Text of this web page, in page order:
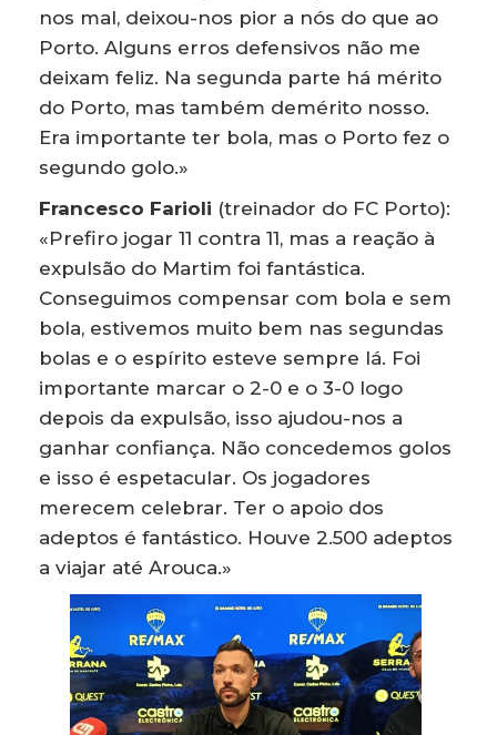
nos mal, deixou-nos pior a nós do que ao
Porto. Alguns erros defensivos não me
deixam feliz. Na segunda parte há mérito
do Porto, mas também demérito nosso.
Era importante ter bola, mas o Porto fez o
segundo golo.»
Francesco Farioli (treinador do FC Porto):
«Prefiro jogar 11 contra 11, mas a reação à
expulsão do Martim foi fantástica.
Conseguimos compensar com bola e sem
bola, estivemos muito bem nas segundas
bolas e o espírito esteve sempre lá. Foi
importante marcar o 2-0 e o 3-0 logo
depois da expulsão, isso ajudou-nos a
ganhar confiança. Não concedemos golos
e isso é espetacular. Os jogadores
merecem celebrar. Ter o apoio dos
adeptos é fantástico. Houve 2.500 adeptos
a viajar até Arouca.»